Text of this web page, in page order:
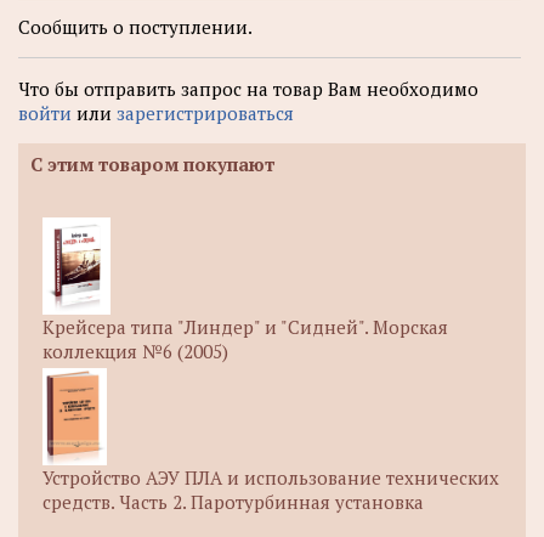
Сообщить о поступлении.
Что бы отправить запрос на товар Вам необходимо
войти или зарегистрироваться
С этим товаром покупают
Крейсера типа "Линдер" и "Сидней". Морская
коллекция №6 (2005)
Устройство АЭУ ПЛА и использование технических
средств. Часть 2. Паротурбинная установка